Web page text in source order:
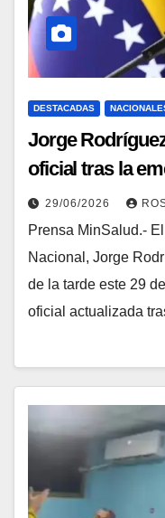
DESTACADAS
Jorge
oficial tras la
29/06/2026
Prensa MinSalud.-
Nacional, Jorge
de la tarde este 29
oficial actualizada